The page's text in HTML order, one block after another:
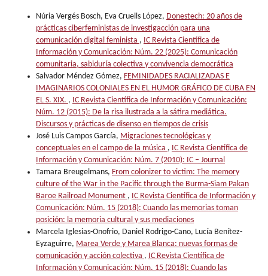
Núria Vergés Bosch, Eva Cruells López, Donestech: 20 años de
prácticas ciberfeministas de investigacción para una
comunicación digital feminista , IC Revista Científica de
Información y Comunicación: Núm. 22 (2025): Comunicación
comunitaria, sabiduría colectiva y convivencia democrática
Salvador Méndez Gómez, FEMINIDADES RACIALIZADAS E
IMAGINARIOS COLONIALES EN EL HUMOR GRÁFICO DE CUBA EN
EL S. XIX. , IC Revista Científica de Información y Comunicación:
Núm. 12 (2015): De la risa ilustrada a la sátira mediática.
Discursos y prácticas de disenso en tiempos de crisis
José Luis Campos García, Migraciones tecnológicas y
conceptuales en el campo de la música , IC Revista Científica de
Información y Comunicación: Núm. 7 (2010): IC – Journal
Tamara Breugelmans, From colonizer to victim: The memory
culture of the War in the Pacific through the Burma-Siam Pakan
Baroe Railroad Monument , IC Revista Científica de Información y
Comunicación: Núm. 15 (2018): Cuando las memorias toman
posición: la memoria cultural y sus mediaciones
Marcela Iglesias-Onofrio, Daniel Rodrigo-Cano, Lucía Benítez-
Eyzaguirre, Marea Verde y Marea Blanca: nuevas formas de
comunicación y acción colectiva , IC Revista Científica de
Información y Comunicación: Núm. 15 (2018): Cuando las